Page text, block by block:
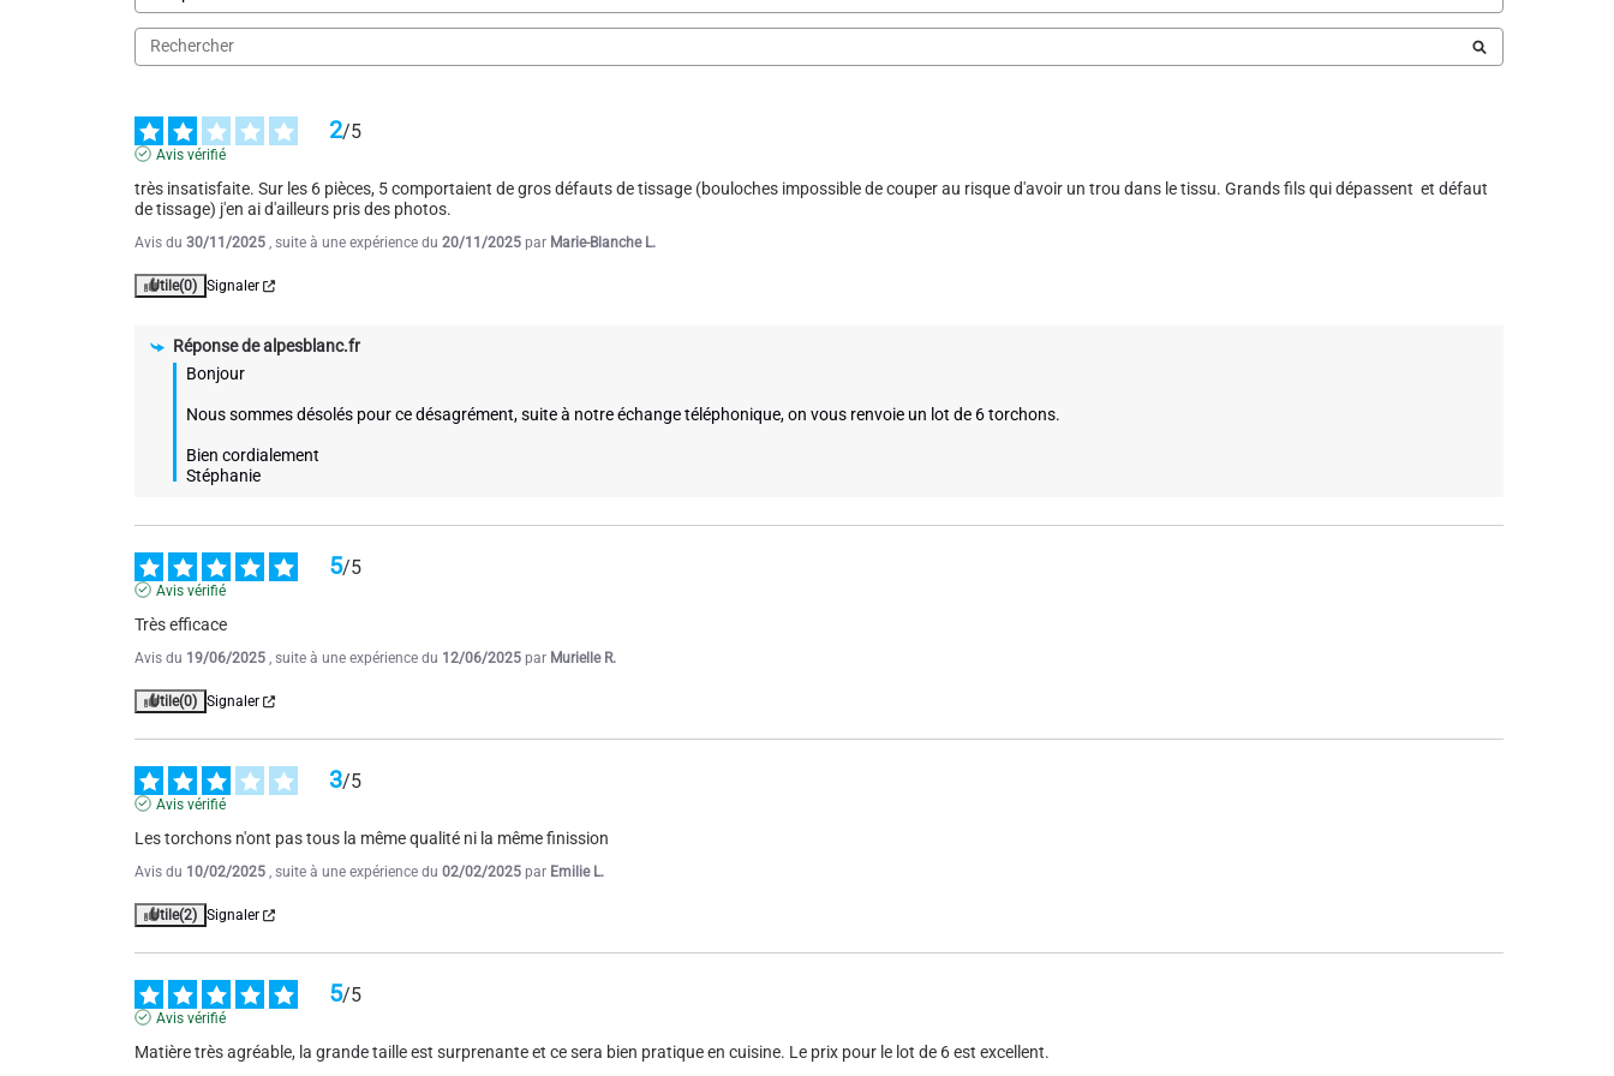
Avis vérifié
Bon rapport qualité prix
Utile(1) Signaler
1 2
2/5
Avis vérifié
très insatisfaite. Sur les 6 pièces, 5 comportaient de gros défauts de tissage (bouloches impossible de couper au risque d'avoir un trou dans le tissu. Grands fils qui dépassent  et défaut
de tissage) j'en ai d'ailleurs pris des photos.
Avis du 30/11/2025 , suite à une expérience du 20/11/2025 par Marie-Blanche L.
Utile(0) Signaler
Réponse dealpesblanc.fr
Bonjour
Nous sommes désolés pour ce désagrément, suite à notre échange téléphonique, on vous renvoie un lot de 6 torchons.
Bien cordialement
Stéphanie
5/5
Avis vérifié
Très efficace
Avis du 19/06/2025 , suite à une expérience du 12/06/2025 par Murielle R.
Utile(0) Signaler
3/5
Avis vérifié
Les torchons n'ont pas tous la même qualité ni la même finission
Avis du 10/02/2025 , suite à une expérience du 02/02/2025 par Emilie L.
Utile(2) Signaler
5/5
Avis vérifié
Matière très agréable, la grande taille est surprenante et ce sera bien pratique en cuisine. Le prix pour le lot de 6 est excellent.